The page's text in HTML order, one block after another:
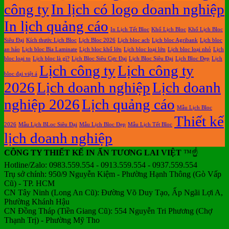
công tyIn lịch có logo doanh nghiệp
In lịch quảng cáo In Lịch Tết Bloc Khổ Lịch Bloc Khổ Lịch Bloc
Siêu Đại Kích thước Lịch Bloc Lịch Bloc 2026 Lịch bloc acb Lịch bloc Agribank Lịch bloc
an hảo Lịch bloc Bìa Laminate Lịch bloc khổ lớn Lịch bloc loại lớn Lịch bloc loại nhỏ Lịch
bloc loại to Lịch bloc là gì? Lịch Bloc Siêu Cực Đại Lịch Bloc Siêu Đại Lịch Bloc Đẹp Lịch
bloc đại việt á Lịch công tyLịch công ty
2026Lịch doanh nghiệpLịch doanh
nghiệp 2026Lịch quảng cáo Mẫu Lịch Bloc
2026 Mẫu Lịch BLoc Siêu Đại Mẫu Lịch Bloc Đẹp Mẫu Lịch Tết Bloc Thiết kế
lịch doanh nghiệp
CÔNG TY THIẾT KẾ IN ẤN TƯƠNG LAI VIỆT ™☝️
Hotline/Zalo: 0983.559.554 - 0913.559.554 - 0937.559.554
Trụ sở chính: 950/9 Nguyễn Kiệm - Phường Hạnh Thông (Gò Vấp
Cũ) - TP. HCM
CN Tây Ninh (Long An Cũ): Đường Võ Duy Tạo, Ấp Ngãi Lợi A,
Phường Khánh Hậu
CN Đồng Tháp (Tiền Giang Cũ): 554 Nguyễn Tri Phương (Chợ
Thạnh Trị) - Phường Mỹ Tho